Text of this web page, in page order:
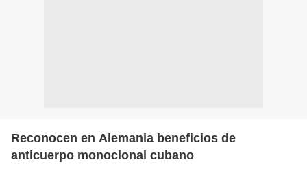
Reconocen en Alemania beneficios de
anticuerpo monoclonal cubano